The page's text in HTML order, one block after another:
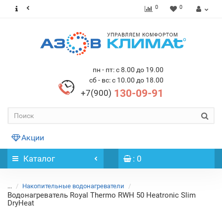
0 0
пн - пт: с 8.00 до 19.00
сб - вс: с 10.00 до 18.00
+7(900) 130-09-91
Акции
Каталог : 0
... Накопительные водонагреватели
Водонагреватель Royal Thermo RWH 50 Heatronic Slim
DryHeat